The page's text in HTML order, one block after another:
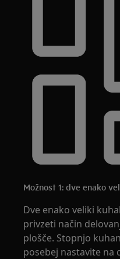
Možnost 1: dve enako
Dve enako veliki
privzeti način
plošče. Stopnjo
posebej nastavite na